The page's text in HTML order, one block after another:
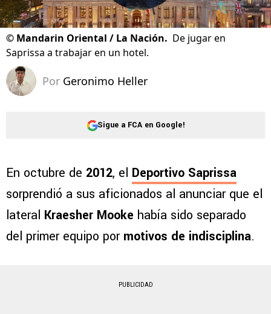
© Mandarin Oriental / La Nación. De jugar en
Saprissa a trabajar en un hotel.
Por Geronimo Heller
Sigue a FCA en Google!
En octubre de 2012, el Deportivo Saprissa
sorprendió a sus aficionados al anunciar que el
lateral Kraesher Mooke había sido separado
del primer equipo por motivos de indisciplina.
PUBLICIDAD